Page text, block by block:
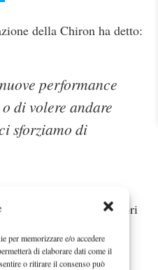
per memorizzare e/o accedere
di elaborare dati come il
o ritirare il consenso può
della Chiron ha detto:
performance
di volere andare
sforziamo di
definire dei nuovi fattori